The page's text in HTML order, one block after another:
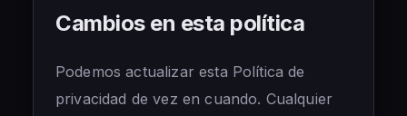
Cambios en esta política
Podemos actualizar esta Política de
privacidad de vez en cuando. Cualquier